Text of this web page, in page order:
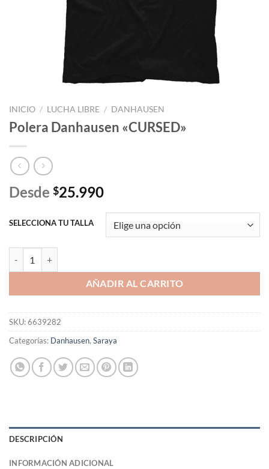
INICIO / LUCHA LIBRE / DANHAUSEN
Polera Danhausen «CURSED»
Desde $25.990
SELECCIONA TU TALLA
AÑADIR AL CARRITO
SKU:6639282
Categorías: Danhausen, Saraya
DESCRIPCIÓN
INFORMACIÓN ADICIONAL